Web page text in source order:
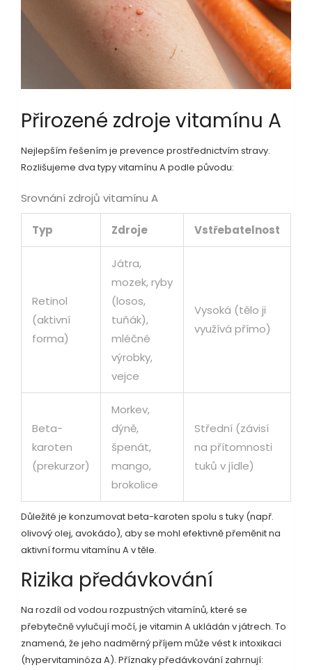
Přirozené zdroje vitamínu A
Nejlepším řešením je prevence prostřednictvím stravy.
Rozlišujeme dva typy vitamínu A podle původu:
Srovnání zdrojů vitamínu A
Typ Zdroje Vstřebatelnost
Retinol
(aktivní
forma)
Játra,
mozek, ryby
(losos,
tuňák),
mléčné
výrobky,
vejce
Vysoká (tělo ji
využívá přímo)
Beta-
karoten
(prekurzor)
Morkev,
dýně,
špenát,
mango,
brokolice
Střední (závisí
na přítomnosti
tuků v jídle)
Důležité je konzumovat beta-karoten spolu s tuky (např.
olivový olej, avokádo), aby se mohl efektivně přeměnit na
aktivní formu vitamínu A v těle.
Rizika předávkování
Na rozdíl od vodou rozpustných vitamínů, které se
přebytečně vylučují močí, je vitamin A ukládán v játrech. To
znamená, že jeho nadměrný příjem může vést k intoxikaci
(hypervitaminóza A). Příznaky předávkování zahrnují: